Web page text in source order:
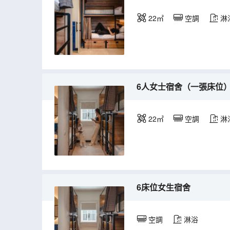
22㎡ 空調 淋
6人女士宿舍（一張床位）
22㎡ 空調 淋
6床位女生宿舍
空調 淋浴